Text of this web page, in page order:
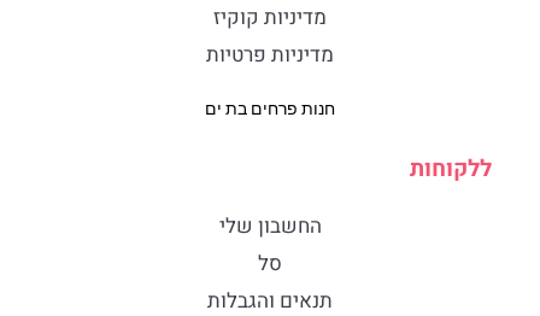
מדיניות קוקיז
מדיניות פרטיות
חנות פרחים בת ים
ללקוחות
החשבון שלי
סל
תנאים והגבלות